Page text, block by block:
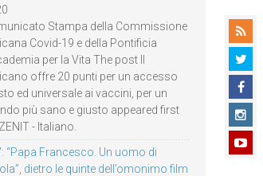
Stampa della Commissione
Covid-19 e della Pontificia
per la Vita The post Il
offre 20 punti per un accesso
ed universale ai vaccini, per un
più sano e giusto appeared first
- Italiano.
“Papa Francesco. Un uomo di
dietro le quinte dell’omonimo film